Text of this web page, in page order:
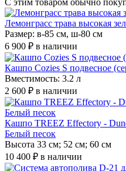
С этим товаром обычно
Лемонграсс трава высокая
Размер: в-85 см, ш-80 см
6 900 ₽ в наличии
Кашпо Cozies S подвесное
Вместимость: 3.2 л
2 600 ₽ в наличии
Кашпо TREEZ Effectory -
Белый песок
Высота 33 см; 52 см; 60 см
10 400 ₽ в наличии